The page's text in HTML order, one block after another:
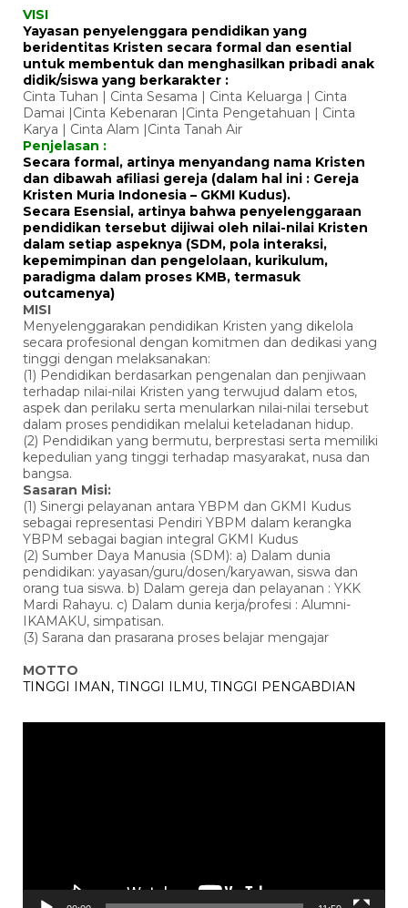
VISI
Yayasan penyelenggara pendidikan yang
beridentitas Kristen secara formal dan esential
untuk membentuk dan menghasilkan pribadi anak
didik/siswa yang berkarakter :
Cinta Tuhan | Cinta Sesama | Cinta Keluarga | Cinta
Damai |Cinta Kebenaran |Cinta Pengetahuan | Cinta
Karya | Cinta Alam |Cinta Tanah Air
Penjelasan :
Secara formal, artinya menyandang nama Kristen
dan dibawah afiliasi gereja (dalam hal ini : Gereja
Kristen Muria Indonesia – GKMI Kudus).
Secara Esensial, artinya bahwa penyelenggaraan
pendidikan tersebut dijiwai oleh nilai-nilai Kristen
dalam setiap aspeknya (SDM, pola interaksi,
kepemimpinan dan pengelolaan, kurikulum,
paradigma dalam proses KMB, termasuk
outcamenya)
MISI
Menyelenggarakan pendidikan Kristen yang dikelola
secara profesional dengan komitmen dan dedikasi yang
tinggi dengan melaksanakan:
(1) Pendidikan berdasarkan pengenalan dan penjiwaan
terhadap nilai-nilai Kristen yang terwujud dalam etos,
aspek dan perilaku serta menularkan nilai-nilai tersebut
dalam proses pendidikan melalui keteladanan hidup.
(2) Pendidikan yang bermutu, berprestasi serta memiliki
kepedulian yang tinggi terhadap masyarakat, nusa dan
bangsa.
Sasaran Misi:
(1) Sinergi pelayanan antara YBPM dan GKMI Kudus
sebagai representasi Pendiri YBPM dalam kerangka
YBPM sebagai bagian integral GKMI Kudus
(2) Sumber Daya Manusia (SDM): a) Dalam dunia
pendidikan: yayasan/guru/dosen/karyawan, siswa dan
orang tua siswa. b) Dalam gereja dan pelayanan : YKK
Mardi Rahayu. c) Dalam dunia kerja/profesi : Alumni-
IKAMAKU, simpatisan.
(3) Sarana dan prasarana proses belajar mengajar
MOTTO
TINGGI IMAN, TINGGI ILMU, TINGGI PENGABDIAN